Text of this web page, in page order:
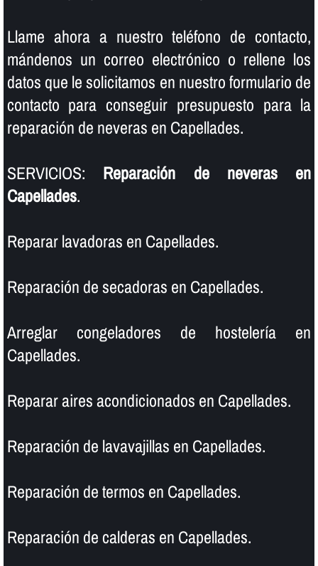
Llame ahora a nuestro teléfono de contacto,
mándenos un correo electrónico o rellene los
datos que le solicitamos en nuestro formulario de
contacto para conseguir presupuesto para la
reparación de neveras en Capellades.
SERVICIOS: Reparación de neveras en
Capellades.
Reparar lavadoras en Capellades.
Reparación de secadoras en Capellades.
Arreglar congeladores de hostelerí­a en
Capellades.
Reparar aires acondicionados en Capellades.
Reparación de lavavajillas en Capellades.
Reparación de termos en Capellades.
Reparación de calderas en Capellades.